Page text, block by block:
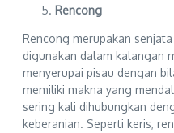
Rencong
Rencong merupakan
digunakan dalam kalangan
menyerupai pisau dengan
memiliki makna yang
sering kali dihubungkan
keberanian. Seperti keris,